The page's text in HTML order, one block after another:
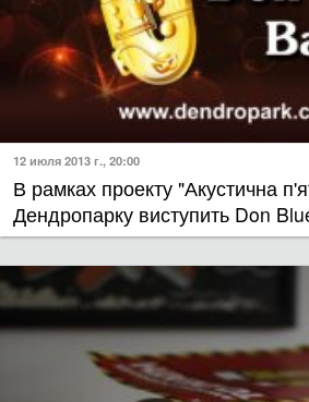
12 июля 2013 г., 20:00
В рамках проекту "Акустична
Дендропарку виступить Don